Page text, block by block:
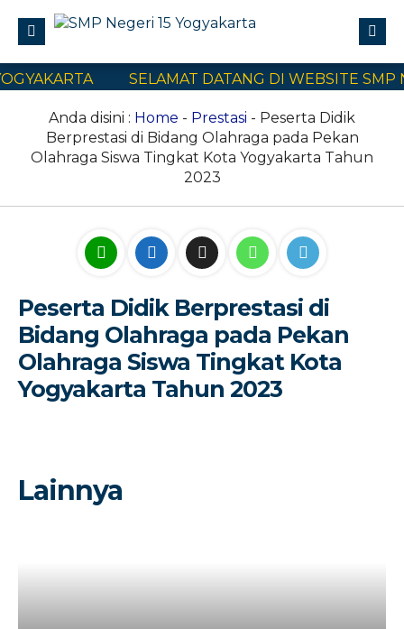
Profile
Biodata Sekolah
Sambutan Kepala Sekolah
Sejarah, Visi, dan Misi
Struktur Organisasi
Jadwal Pelajaran
Tata Tertib Murid
Civitas Akademika
Guru
Program Sekolah
Buletin Sekolah
Jumat Literasi
Kuesioner SKM
Pendaftaran Lomba
Perpustakaan
Sekolah Ramah Anak
Geschool
LITELIT
SPMB ONLINE
Informasi SPMB 2026
Daftar Ulang
Kontak Kami
SELAMAT DATANG DI WEBSITE SMP
Anda disini : Home - Prestasi - Peserta Didik
Berprestasi di Bidang Olahraga pada Pekan
Olahraga Siswa Tingkat Kota Yogyakarta Tahun
2023
Peserta Didik Berprestasi di
Bidang Olahraga pada Pekan
Olahraga Siswa Tingkat Kota
Yogyakarta Tahun 2023
Lainnya